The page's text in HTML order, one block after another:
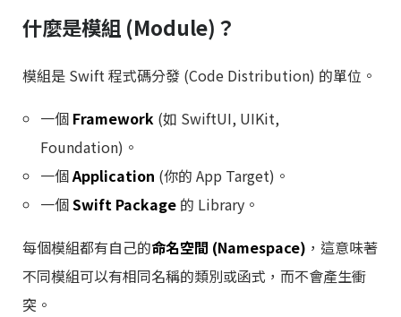
什麼是模組 (Module)？
模組是 Swift 程式碼分發 (Code Distribution) 的單位。
一個 Framework (如 SwiftUI, UIKit,
Foundation)。
一個Application (你的 App Target)。
一個Swift Package 的 Library。
每個模組都有自己的命名空間 (Namespace) ，這意味著
不同模組可以有相同名稱的類別或函式，而不會產生衝
突。